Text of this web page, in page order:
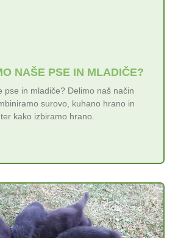
NAŠE PSE IN MLADIČE?
pse in mladiče? Delimo naš način
surovo, kuhano hrano in
kako izbiramo hrano.